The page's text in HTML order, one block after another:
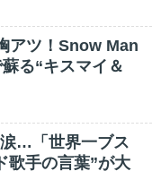
アツ！Snow Man
る“キスマイ＆
…「世界一ブス
歌手の言葉”が大